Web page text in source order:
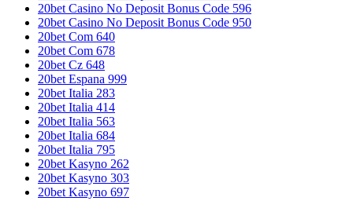
20bet Casino No Deposit Bonus Code 596
20bet Casino No Deposit Bonus Code 950
20bet Com 640
20bet Com 678
20bet Cz 648
20bet Espana 999
20bet Italia 283
20bet Italia 414
20bet Italia 563
20bet Italia 684
20bet Italia 795
20bet Kasyno 262
20bet Kasyno 303
20bet Kasyno 697